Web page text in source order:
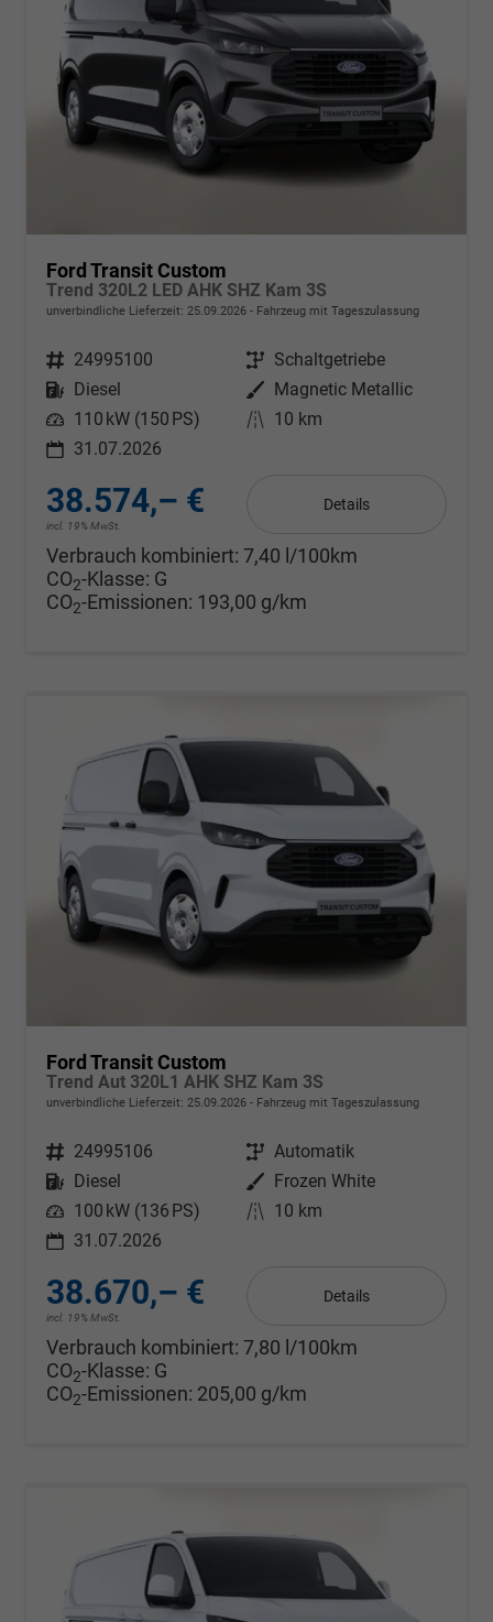
Ford Transit Custom
Trend 320L2 LED AHK SHZ Kam 3S
unverbindliche Lieferzeit: 25.09.2026 Fahrzeug mit Tageszulassung
Fahrzeugnr. 24995100 Getriebe Schaltgetriebe
Kraftstoff
Diesel Außenfarbe
Magnetic Metallic
Leistung 110 kW (150 PS) Kilometerstand 10 km
31.07.2026
38.574,– €
incl. 19% MwSt.
Details
Verbrauch kombiniert: 7,40 l/100km
CO2-Klasse: G
CO2-Emissionen: 193,00 g/km
Ford Transit Custom
Trend Aut 320L1 AHK SHZ Kam 3S
unverbindliche Lieferzeit: 25.09.2026 Fahrzeug mit Tageszulassung
Fahrzeugnr. 24995106 Getriebe Automatik
Kraftstoff
Diesel Außenfarbe
Frozen White
Leistung 100 kW (136 PS) Kilometerstand 10 km
31.07.2026
38.670,– €
incl. 19% MwSt.
Details
Verbrauch kombiniert: 7,80 l/100km
CO2-Klasse: G
CO2-Emissionen: 205,00 g/km